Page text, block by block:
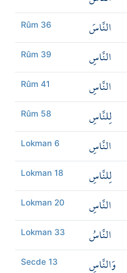
Rûm 36 النَّاسَ
Rûm 39 النَّاسِ
Rûm 41 النَّاسِ
Rûm 58 لِلنَّاسِ
Lokman 6 النَّاسِ
Lokman 18 لِلنَّاسِ
Lokman 20 النَّاسِ
Lokman 33 النَّاسُ
Secde 13 وَالنَّاسِ